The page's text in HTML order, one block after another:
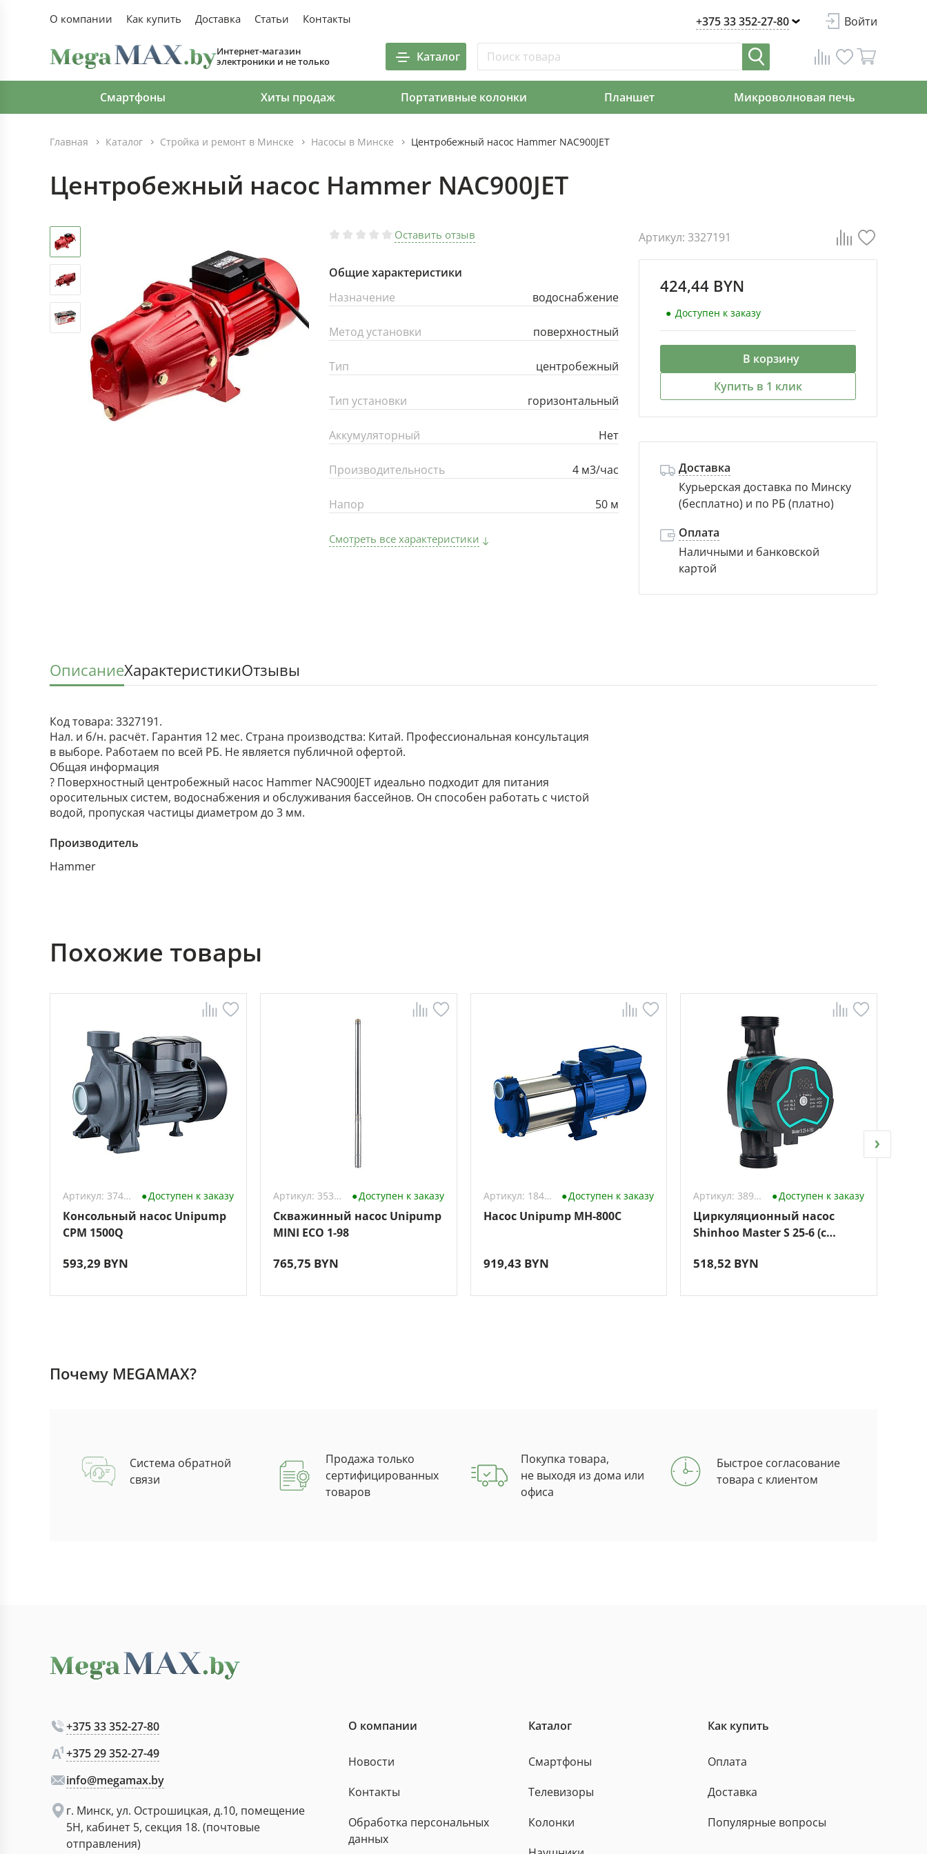
О компании Как купить Доставка Статьи Контакты +375 33 352-27-80 Войти
Интернет-магазин
электроники и не только
Каталог
Смартфоны Хиты продаж Портативные колонки Планшет Микроволновая печь
Главная Каталог Стройка и ремонт в Минске Насосы в Минске Центробежный насос Hammer NAC900JET
Центробежный насос Hammer NAC900JET
Оставить отзыв
Общие характеристики
Назначение
водоснабжение
Метод установки поверхностный
Тип центробежный
Тип установки горизонтальный
Аккумуляторный Нет
Производительность 4 м3/час
Напор 50 м
Смотреть все характеристики
Артикул: 3327191
424,44 BYN
Доступен к заказу
В корзину
Купить в 1 клик
Доставка
Курьерская доставка по Минску
(бесплатно) и по РБ (платно)
Оплата
Наличными и банковской
картой
ОписаниеХарактеристикиОтзывы
Код товара: 3327191.
Нал. и б/н. расчёт. Гарантия 12 мес. Страна производства: Китай. Профессиональная консультация
в выборе. Работаем по всей РБ. Не является публичной офертой.
Общая информация
? Поверхностный центробежный насос Hammer NAC900JET идеально подходит для питания
оросительных систем, водоснабжения и обслуживания бассейнов. Он способен работать с чистой
водой, пропуская частицы диаметром до 3 мм.
Производитель
Hammer
Похожие товары
Артикул: 3743323 Доступен к заказу
Консольный насос Unipump
CPM 1500Q
593,29 BYN
Артикул: 3538678 Доступен к заказу
Скважинный насос Unipump
MINI ECO 1-98
765,75 BYN
Артикул: 184719 Доступен к заказу
Насос Unipump MH-800C
919,43 BYN
Артикул: 3896412 Доступен к заказу
Циркуляционный насос
Shinhoo Master S 25-6 (с
518,52 BYN
Почему MEGAMAX?
Система обратной
связи
Продажа только
сертифицированных
товаров
Покупка товара,
не выходя из дома или
офиса
Быстрое согласование
товара с клиентом
+375 33 352-27-80
+375 29 352-27-49
info@megamax.by
г. Минск, ул. Острошицкая, д.10, помещение
5Н, кабинет 5, секция 18. (почтовые
отправления)
О компании
Новости
Контакты
Обработка персональных
данных
Каталог
Смартфоны
Телевизоры
Колонки
Как купить
Оплата
Доставка
Популярные вопросы